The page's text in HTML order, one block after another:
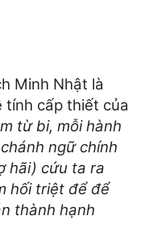
Minh Nhật là
tính cấp thiết của
từ bi, mỗi hành
ngữ chính
hãi) cứu ta ra
hối triệt để để
thành hạnh